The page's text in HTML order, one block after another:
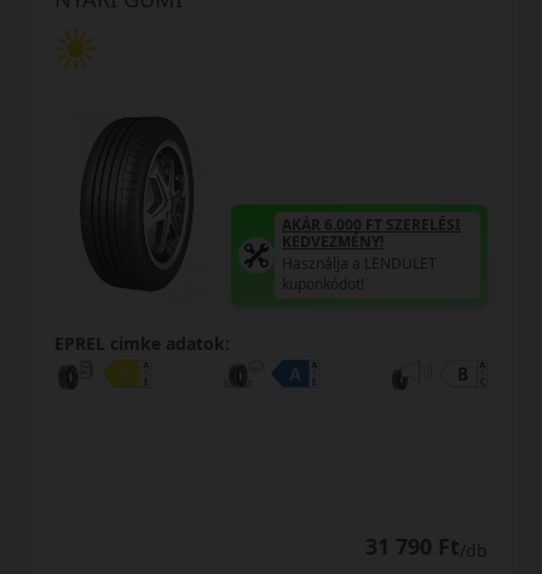
AKÁR 6.000 FT SZERELÉSI
KEDVEZMÉNY!
Használja a LENDÜLET
kuponkódot!
EPREL cimke adatok:
31 790 Ft/db